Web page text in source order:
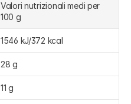
Valori nutrizionali medi per
100 g
1546 kJ/372 kcal
28 g
11 g